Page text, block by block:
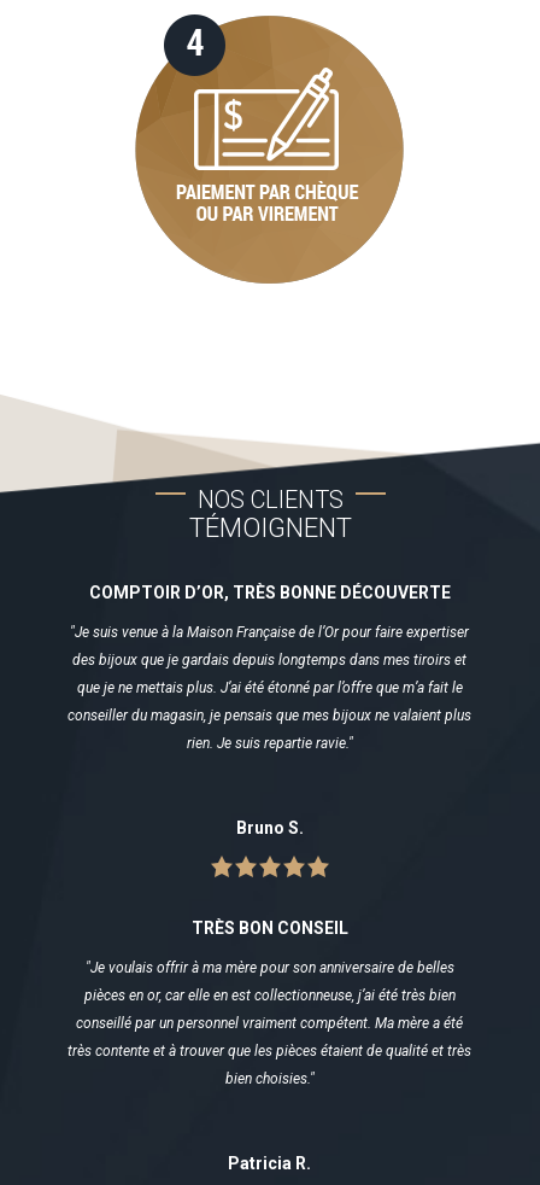
NOS CLIENTS
TÉMOIGNENT
COMPTOIR D’OR, TRÈS BONNE DÉCOUVERTE
"Je suis venue à la Maison Française de l’Or pour faire expertiser
des bijoux que je gardais depuis longtemps dans mes tiroirs et
que je ne mettais plus. J’ai été étonné par l’offre que m’a fait le
conseiller du magasin, je pensais que mes bijoux ne valaient plus
rien. Je suis repartie ravie."
Bruno S.
TRÈS BON CONSEIL
"Je voulais offrir à ma mère pour son anniversaire de belles
pièces en or, car elle en est collectionneuse, j’ai été très bien
conseillé par un personnel vraiment compétent. Ma mère a été
très contente et à trouver que les pièces étaient de qualité et très
bien choisies."
Patricia R.